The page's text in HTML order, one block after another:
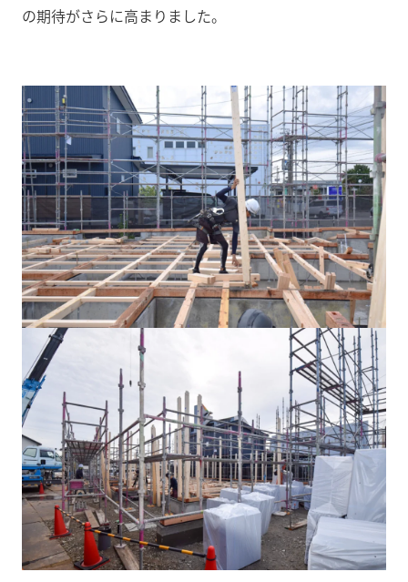
の期待がさらに高まりました。